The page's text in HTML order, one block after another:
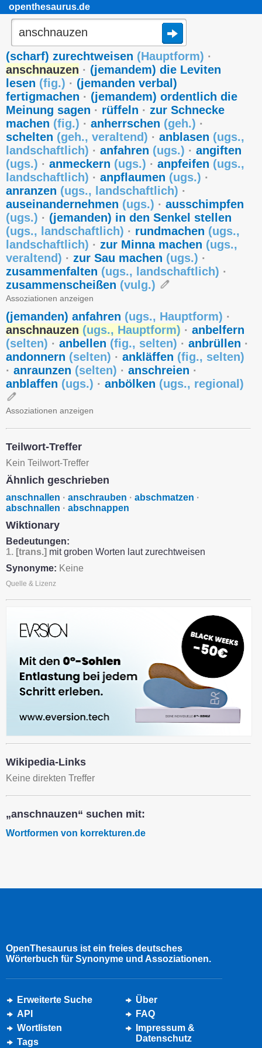
openthesaurus.de
(scharf) zurechtweisen (Hauptform) ·
anschnauzen · (jemandem) die Leviten
lesen (fig.) · (jemanden verbal)
fertigmachen · (jemandem) ordentlich die
Meinung sagen · rüffeln · zur Schnecke
machen (fig.) · anherrschen (geh.) ·
schelten (geh., veraltend) · anblasen (ugs.,
landschaftlich) · anfahren (ugs.) · angiften
(ugs.) · anmeckern (ugs.) · anpfeifen (ugs.,
landschaftlich) · anpflaumen (ugs.) ·
anranzen (ugs., landschaftlich) ·
auseinandernehmen (ugs.) · ausschimpfen
(ugs.) · (jemanden) in den Senkel stellen
(ugs., landschaftlich) · rundmachen (ugs.,
landschaftlich) · zur Minna machen (ugs.,
veraltend) · zur Sau machen (ugs.) ·
zusammenfalten (ugs., landschaftlich) ·
zusammenscheißen (vulg.)
Assoziationen anzeigen
(jemanden) anfahren (ugs., Hauptform) ·
anschnauzen (ugs., Hauptform) · anbelfern
(selten) · anbellen (fig., selten) · anbrüllen ·
andonnern (selten) · ankläffen (fig., selten)
· anraunzen (selten) · anschreien ·
anblaffen (ugs.) · anbölken (ugs., regional )
Assoziationen anzeigen
Teilwort-Treffer
Kein Teilwort-Treffer
Ähnlich geschrieben
anschnallen · anschrauben · abschmatzen ·
abschnallen · abschnappen
Wiktionary
Bedeutungen:
1. [trans.] mit groben Worten laut zurechtweisen
Synonyme: Keine
Quelle & Lizenz
Wikipedia-Links
Keine direkten Treffer
„anschnauzen“ suchen mit:
Wortformen von korrekturen.de
OpenThesaurus ist ein freies deutsches
Wörterbuch für Synonyme und Assoziationen.
Erweiterte Suche
API
Wortlisten
Tags
Über
FAQ
Impressum &
Datenschutz